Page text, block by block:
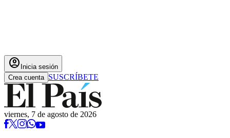
account_circle Inicia sesión
Crea cuenta SUSCRÍBETE
viernes, 7 de agosto de 2026